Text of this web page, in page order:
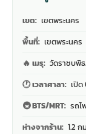
เขต: เขตพระนคร
พื้นที่: เขตพระนคร
🔥 เมรุ: วัดราชบพิ
🕐 เวลาศาลา: เปิด
🚇 BTS/MRT: รถไ
ห่างจากร้าน: 1.2 ก